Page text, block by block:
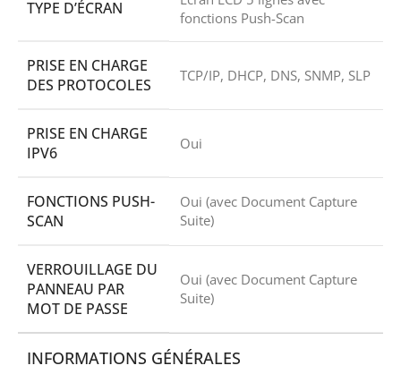
TYPE D’ÉCRAN
fonctions Push-Scan
PRISE EN CHARGE
DES PROTOCOLES
TCP/IP, DHCP, DNS, SNMP, SLP
PRISE EN CHARGE
IPV6
Oui
FONCTIONS PUSH-
SCAN
Oui (avec Document Capture
Suite)
VERROUILLAGE DU
PANNEAU PAR
MOT DE PASSE
Oui (avec Document Capture
Suite)
INFORMATIONS GÉNÉRALES